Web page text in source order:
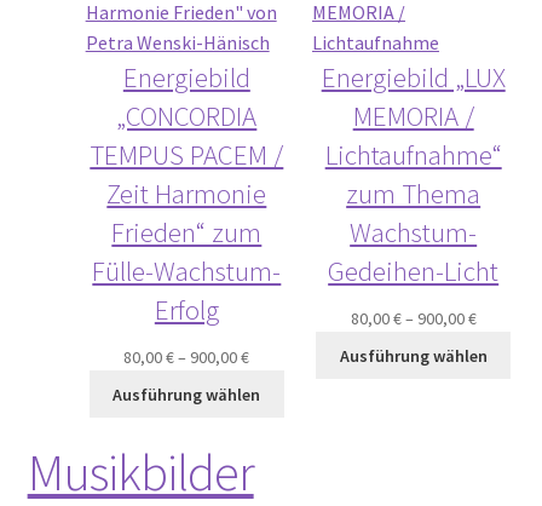
Energiebild
„CONCORDIA
TEMPUS PACEM /
Zeit Harmonie
Frieden“ zum
Fülle-Wachstum-
Erfolg
80,00€– 900,00€
Ausführung wählen
Energiebild „LUX
MEMORIA /
Lichtaufnahme“
zum Thema
Wachstum-
Gedeihen-Licht
80,00€– 900,00€
Ausführung wählen
Musikbilder